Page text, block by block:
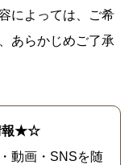
によっては、ご希
あらかじめご了承
報★☆
動画・SNSを随